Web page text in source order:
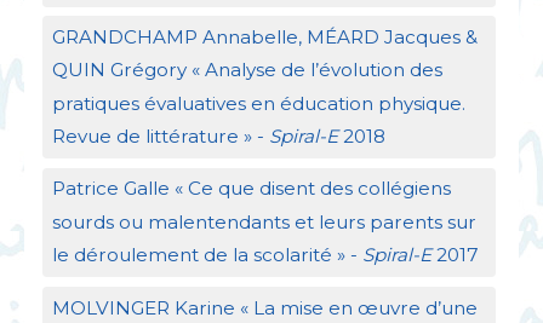
GRANDCHAMP Annabelle, MÉARD Jacques &
QUIN Grégory « Analyse de l’évolution des
pratiques évaluatives en éducation physique.
Revue de littérature » - Spiral-E2018
Patrice Galle « Ce que disent des collégiens
sourds ou malentendants et leurs parents sur
le déroulement de la scolarité » - Spiral-E2017
MOLVINGER Karine « La mise en œuvre d’une